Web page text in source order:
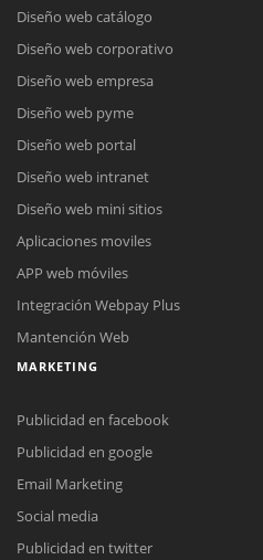
Diseño web catálogo
Diseño web corporativo
Diseño web empresa
Diseño web pyme
Diseño web portal
Diseño web intranet
Diseño web mini sitios
Aplicaciones moviles
APP web móviles
Integración Webpay Plus
Mantención Web
MARKETING
Publicidad en facebook
Publicidad en google
Email Marketing
Social media
Publicidad en twitter